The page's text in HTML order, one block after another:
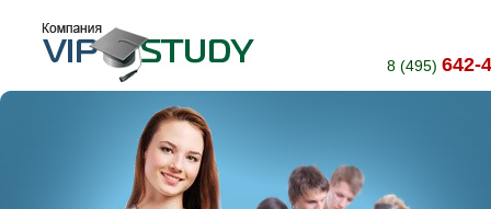
8 (495) 642-